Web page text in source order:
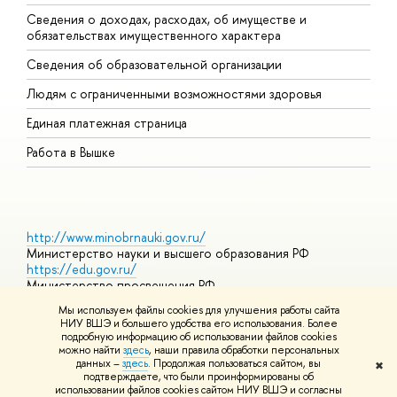
Мы используем файлы cookies для улучшения работы сайта
НИУ ВШЭ и большего удобства его использования. Более
подробную информацию об использовании файлов cookies
можно найти здесь, наши правила обработки персональных
данных –здесь. Продолжая пользоваться сайтом, вы
подтверждаете, что были проинформированы об
использовании файлов cookies сайтом НИУ ВШЭ и согласны
✖
Сведения о доходах, расходах, об имуществе и
обязательствах имущественного характера
Сведения об образовательной организации
Людям с ограниченными возможностями здоровья
Единая платежная страница
Работа в Вышке
http://www.minobrnauki.gov.ru/
Министерство науки и высшего образования РФ
https://edu.gov.ru/
Министерство просвещения РФ
https://elearning.hse.ru/mooc
Массовые открытые онлайн-курсы
© НИУ ВШЭ 1993–2026 Адреса и контактыУсловия
использования материалов Политика конфиденциальности